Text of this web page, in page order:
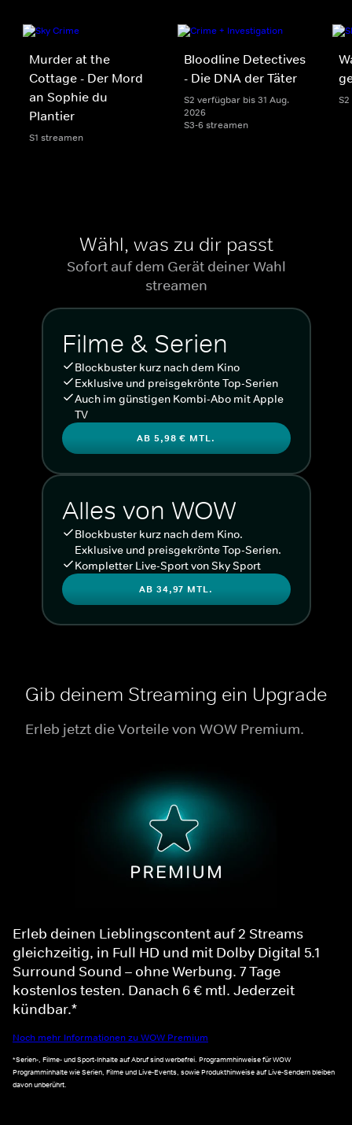
Murder at the
Cottage - Der Mord
an Sophie du
Plantier
S1 streamen
Bloodline Detectives
- Die DNA der Täter
S2 verfügbar bis 31 Aug.
2026
S3-6 streamen
Wähl, was zu dir passt
Sofort auf dem Gerät deiner Wahl
streamen
Filme & Serien
Blockbuster kurz nach dem Kino
Exklusive und preisgekrönte Top-Serien
Auch im günstigen Kombi-Abo mit Apple
TV
AB 5,98 € MTL.
Alles von WOW
Blockbuster kurz nach dem Kino.
Exklusive und preisgekrönte Top-Serien.
Kompletter Live-Sport von Sky Sport
AB 34,97 MTL.
Gib deinem Streaming ein Upgrade
Erleb jetzt die Vorteile von WOW Premium.
Erleb deinen Lieblingscontent auf 2 Streams
gleichzeitig, in Full HD und mit Dolby Digital 5.1
Surround Sound – ohne Werbung. 7 Tage
kostenlos testen. Danach 6 € mtl. Jederzeit
kündbar.*
Noch mehr Informationen zu WOW Premium
*Serien-, Filme- und Sport-Inhalte auf Abruf sind werbefrei. Programmhinweise für WOW
Programminhalte wie Serien, Filme und Live-Events, sowie Produkthinweise auf Live-Sendern bleiben
davon unberührt.